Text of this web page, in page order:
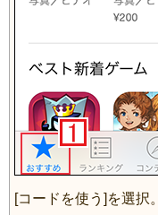
[コードを使う]を選択。